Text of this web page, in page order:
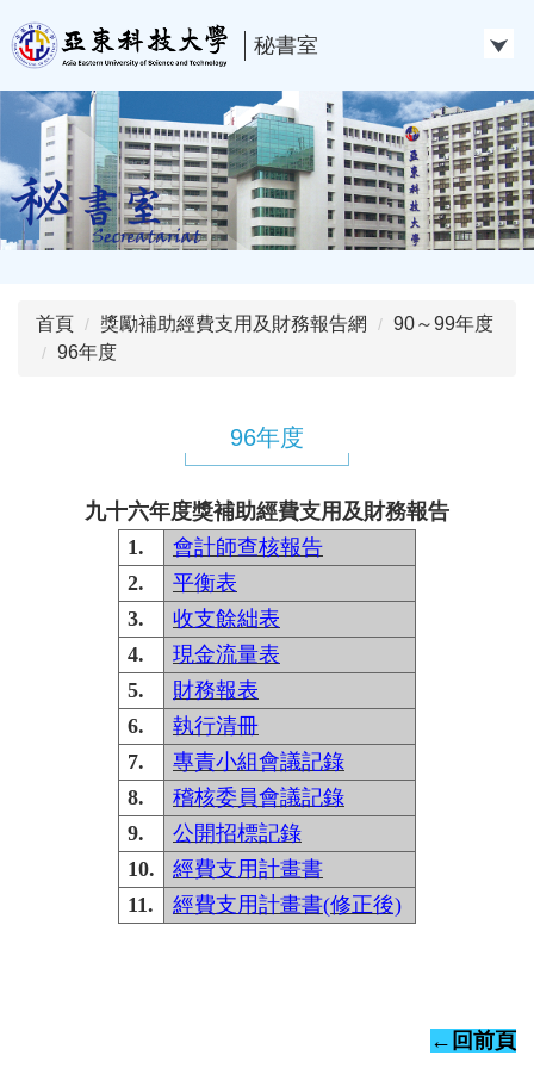
到
主
要
內
區
秘書室
首頁 獎勵補助經費支用及財務報告網
90～99年度
96年度
96年度
九十六年度獎補助經費支用及財務報告
1.
會計師查核報告
2.
平衡表
3.
收支餘絀表
4.
現金流量表
5.
財務報表
6.
執行清冊
7.
專責小組會議記錄
8.
稽核委員會議記錄
9.
公開招標記錄
10.
經費支用計畫書
11.
經費支用計畫書(修正後)
←回前頁